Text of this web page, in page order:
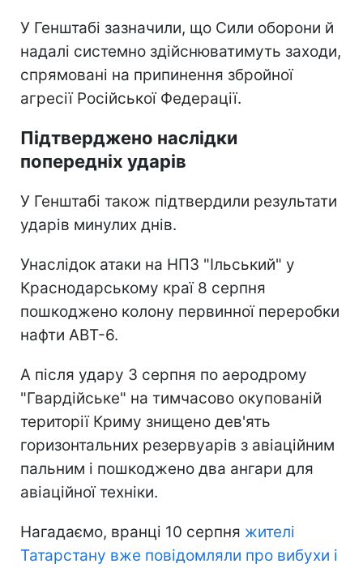
У Генштабі зазначили, що Сили оборони й
надалі системно здійснюватимуть заходи,
спрямовані на припинення збройної
агресії Російської Федерації.
Підтверджено наслідки
попередніх ударів
У Генштабі також підтвердили результати
ударів минулих днів.
Унаслідок атаки на НПЗ "Ільський" у
Краснодарському краї 8 серпня
пошкоджено колону первинної переробки
нафти АВТ-6.
А після удару 3 серпня по аеродрому
"Гвардійське" на тимчасово окупованій
території Криму знищено дев'ять
горизонтальних резервуарів з авіаційним
пальним і пошкоджено два ангари для
авіаційної техніки.
Нагадаємо, вранці 10 серпня жителі
Татарстану вже повідомляли про вибухи і